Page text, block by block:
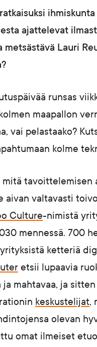
ajattelevat
metsästävä Lauri
runsas
maapallon
vai pelastaako?
kolme
mitä
aivan valtavasti
Culture-nimistä
mennessä. 700
ketteriä
etsii lupaavia
ja mahtavaa, ja
keskustelijat,
olevan
omat ilmeiset